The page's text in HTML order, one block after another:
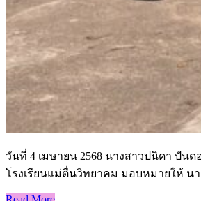
วันที่ 4 เมษายน 2568 นางสาวปนิดา ปันด
โรงเรียนแม่ตื่นวิทยาคม มอบหมายให้ น